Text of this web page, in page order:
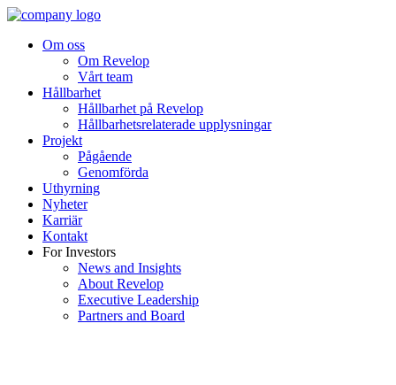
Om oss
Om Revelop
Vårt team
Hållbarhet
Hållbarhet på Revelop
Hållbarhetsrelaterade upplysningar
Projekt
Pågående
Genomförda
Uthyrning
Nyheter
Karriär
Kontakt
For Investors
News and Insights
About Revelop
Executive Leadership
Partners and Board